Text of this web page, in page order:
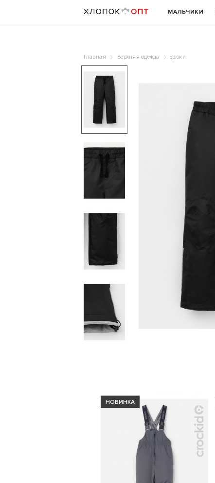
МАЛЬЧИКИ
Главная Верхняя одежда Брюки
НОВИНКА